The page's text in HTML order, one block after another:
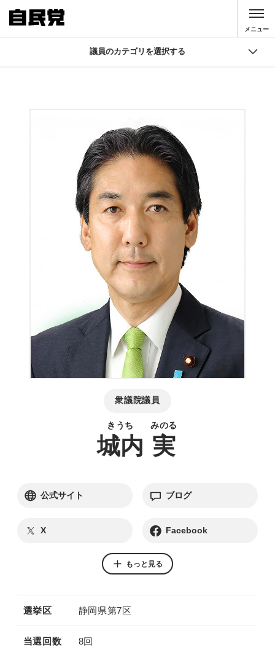
メニュー
議員のカテゴリを選択する
自由民主党 役員
大臣・副大臣・政務官
衆議院議員
城内 実
公式サイト
別ウィンドウリンク
ブログ
別ウィンドウリンク
X Facebook
別ウィンドウリンク
Instagram
別ウィンドウリンク
もっと見る
選挙区 静岡県第7区
当選回数 8回